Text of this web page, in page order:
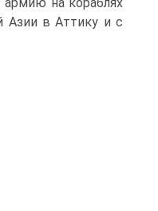
Азии в Аттику и с